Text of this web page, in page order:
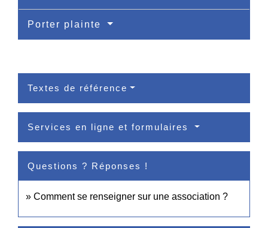
Porter plainte
Textes de référence
Services en ligne et formulaires
Questions ? Réponses !
Comment se renseigner sur une association ?